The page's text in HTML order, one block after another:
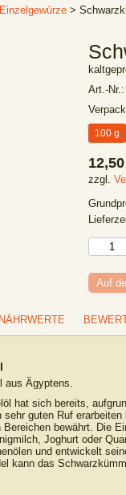
Einzelgewürze >
Art.-Nr.:
100 g
zzgl.
Auf
NÄHRWERTE
aus Ägyptens.
hat sich bereits,
sehr guten Ruf
bewährt. Die
Joghurt oder
und entwickelt
kann das